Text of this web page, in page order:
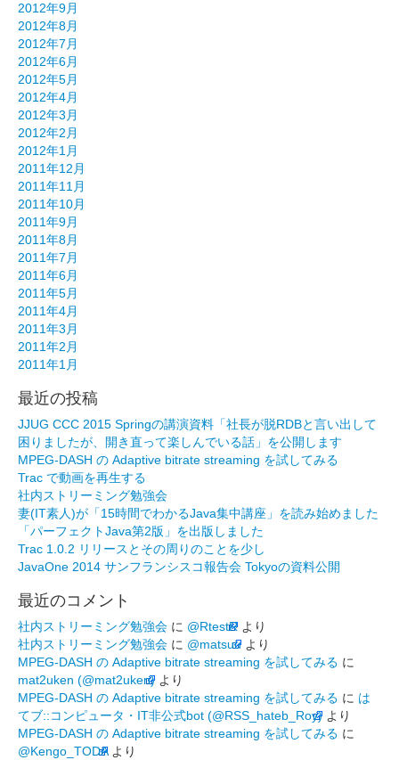
2012年9月
2012年8月
2012年7月
2012年6月
2012年5月
2012年4月
2012年3月
2012年2月
2012年1月
2011年12月
2011年11月
2011年10月
2011年9月
2011年8月
2011年7月
2011年6月
2011年5月
2011年4月
2011年3月
2011年2月
2011年1月
最近の投稿
JJUG CCC 2015 Springの講演資料「社長が脱RDBと言い出して
困りましたが、開き直って楽しんでいる話」を公開します
MPEG-DASH の Adaptive bitrate streaming を試してみる
Trac で動画を再生する
社内ストリーミング勉強会
妻(IT素人)が「15時間でわかるJava集中講座」を読み始めました
「パーフェクトJava第2版」を出版しました
Trac 1.0.2 リリースとその周りのことを少し
JavaOne 2014 サンフランシスコ報告会 Tokyoの資料公開
最近のコメント
社内ストリーミング勉強会 に @RtestR より
社内ストリーミング勉強会 に @matsuu より
MPEG-DASH の Adaptive bitrate streaming を試してみる に
mat2uken (@mat2uken) より
MPEG-DASH の Adaptive bitrate streaming を試してみる に は
てブ::コンピュータ・IT非公式bot (@RSS_hateb_Roy) より
MPEG-DASH の Adaptive bitrate streaming を試してみる に
@Kengo_TODAより